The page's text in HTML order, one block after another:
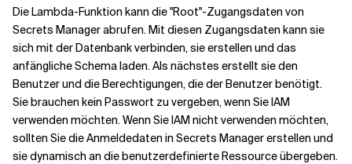
Die Lambda-Funktion kann die "Root"-Zugangsdaten von
Secrets Manager abrufen. Mit diesen Zugangsdaten kann sie
sich mit der Datenbank verbinden, sie erstellen und das
anfängliche Schema laden. Als nächstes erstellt sie den
Benutzer und die Berechtigungen, die der Benutzer benötigt.
Sie brauchen kein Passwort zu vergeben, wenn Sie IAM
verwenden möchten. Wenn Sie IAM nicht verwenden möchten,
sollten Sie die Anmeldedaten in Secrets Manager erstellen und
sie dynamisch an die benutzerdefinierte Ressource übergeben.